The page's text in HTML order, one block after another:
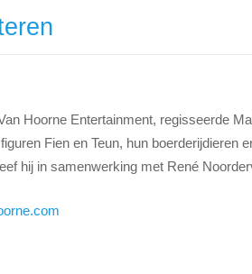
Hoorne Entertainment, regisseerde
Fien en Teun, hun boerderijdieren
hij in samenwerking met René